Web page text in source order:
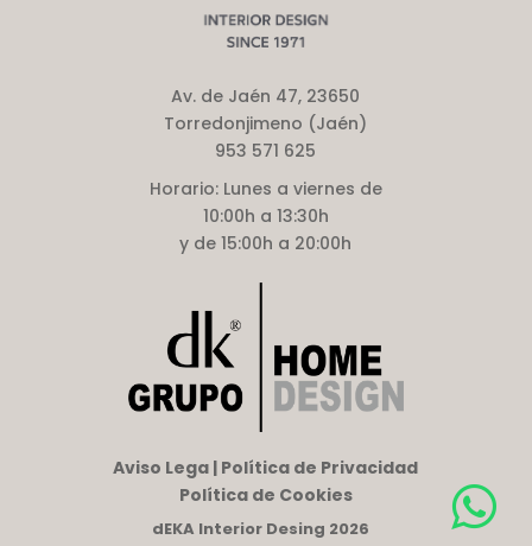
Av. de Jaén 47, 23650
Torredonjimeno (Jaén)
953 571 625
Horario:Lunes a viernes de
10:00h a 13:30h
y de 15:00h a 20:00h
Aviso Lega | Política de Privacidad
Política de Cookies
dEKA Interior Desing 2026